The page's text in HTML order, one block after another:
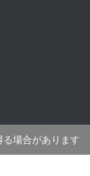
る場合があります